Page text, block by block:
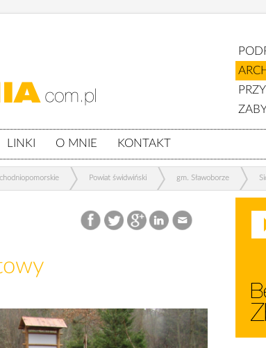
LINKI O MNIE KONTAKT
Powiat świdwiński gm. Sławoborze